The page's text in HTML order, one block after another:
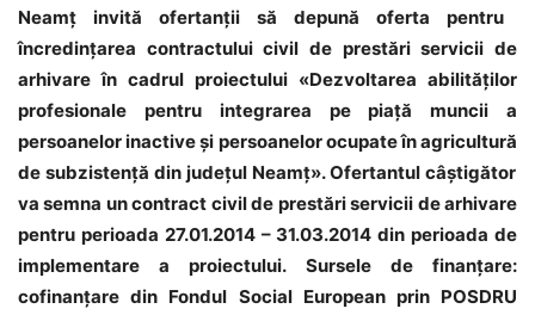
Neamţ invită ofertanţii să depună oferta pentru
încredinţarea contractului civil de prestări servicii de
arhivareîn cadrul proiectului «Dezvoltarea abilităţilor
profesionale pentru integrarea pe piaţă muncii a
persoanelor inactiveşi persoanelor ocupateîn agricultură
de subzistenţă din judeţul Neamţ».Ofertantul câştigător
va semna un contract civil de prestări servicii de arhivare
pentru perioada 27.01.2014 –31.03.2014 din perioada de
implementare a proiectului. Sursele de finanţare:
cofinanţare din Fondul Social European prin POSDRU